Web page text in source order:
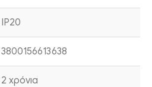
IP20
3800156613638
2 χρόνια